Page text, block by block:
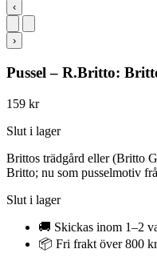
‹
›
Pussel – R.Britto:
159 kr
Slut i lager
Brittos trädgård eller (Britto
Britto; nu som pusselmotiv
Slut i lager
🚚 Skickas inom 1–2
📦 Fri frakt över 800 kr